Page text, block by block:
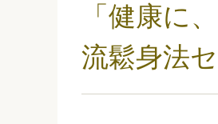
「健康に
流鬆身法